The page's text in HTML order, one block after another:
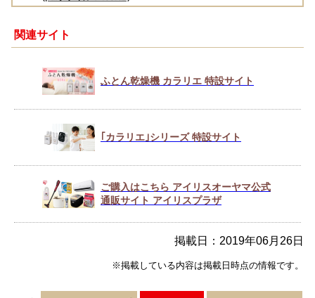
関連サイト
ふとん乾燥機 カラリエ 特設サイト
｢カラリエ｣シリーズ 特設サイト
ご購入はこちら アイリスオーヤマ公式
通販サイト アイリスプラザ
掲載日：2019年06月26日
※掲載している内容は掲載日時点の情報です。